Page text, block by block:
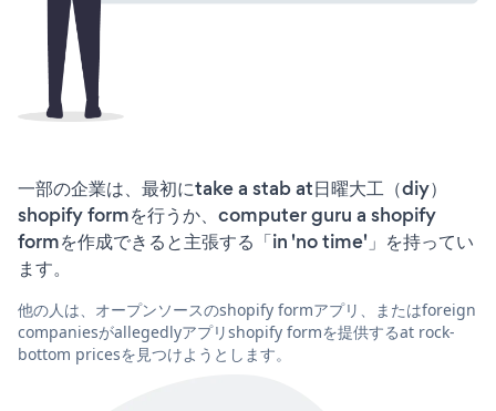
一部の企業は、最初にtake a stab at日曜大工（diy）
shopify formを行うか、computer guru a shopify
formを作成できると主張する「in 'no time'」を持ってい
ます。
他の人は、オープンソースのshopify formアプリ、またはforeign
companiesがallegedlyアプリshopify formを提供するat rock-
bottom pricesを見つけようとします。